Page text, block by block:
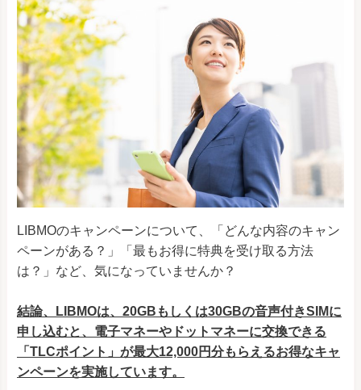
LIBMOのキャンペーンについて、「どんな内容のキャン
ペーンがある？」「最もお得に特典を受け取る方法
は？」など、気になっていませんか？
結論、LIBMOは、20GBもしくは30GBの音声付きSIMに
申し込むと、電子マネーやドットマネーに交換できる
「TLCポイント」が最大12,000円分もらえるお得なキャ
ンペーンを実施しています。